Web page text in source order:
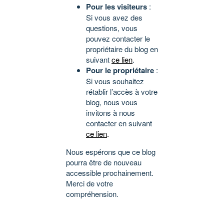
Pour les visiteurs :
Si vous avez des
questions, vous
pouvez contacter le
propriétaire du blog en
suivantce lien.
Pour le propriétaire :
Si vous souhaitez
rétablir l’accès à votre
blog, nous vous
invitons à nous
contacter en suivant
ce lien.
Nous espérons que ce blog
pourra être de nouveau
accessible prochainement.
Merci de votre
compréhension.